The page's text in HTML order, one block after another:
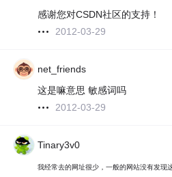
感谢您对CSDN社区的支持！
2012-03-29
net_friends
这是嘛意思 敏感词吗
2012-03-29
Tinary3v0
我经常去的网址很少，一般的网站没有发现